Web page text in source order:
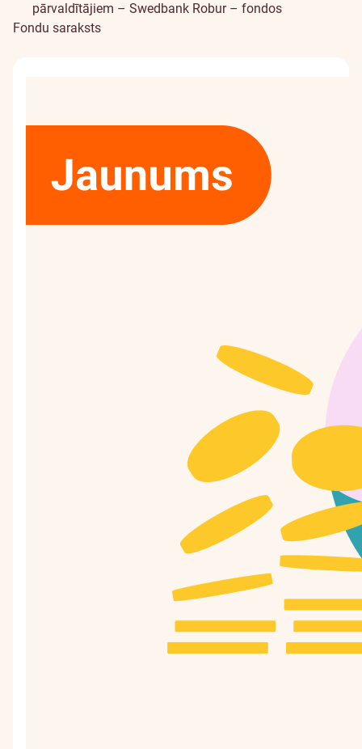
pārvaldītājiem – Swedbank Robur – fondos
Fondu saraksts